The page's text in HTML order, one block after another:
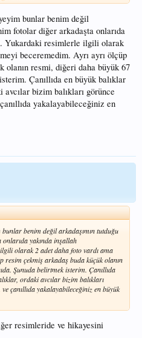
bunlar benim değil
fotolar diğer arkadaşta onlarıda
Yukardaki resimlerle ilgili olarak
beceremedim. Ayrı ayrı ölçüp
olanın resmi, diğeri daha büyük 67
Çanıllıda en büyük balıklar
bizim balıkları görünce
yakalayabileceğiniz en
benim değil arkadaşımın tutduğu
yakında inşallah
olarak 2 adet daha foto vardı ama
resim çekmiş arkadaş buda küçük olanın
Şunuda belirtmek isterim. Çanıllıda
ordaki avcılar bizim balıkları
çanıllıda yakalayabileceğiniz en büyük
resimleride ve hikayesini